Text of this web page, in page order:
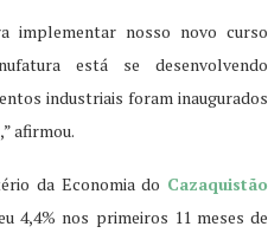
implementar nosso novo curso
está se desenvolvendo
industriais foram inaugurados
afirmou.
da Economia do Cazaquistão
4,4% nos primeiros 11 meses de